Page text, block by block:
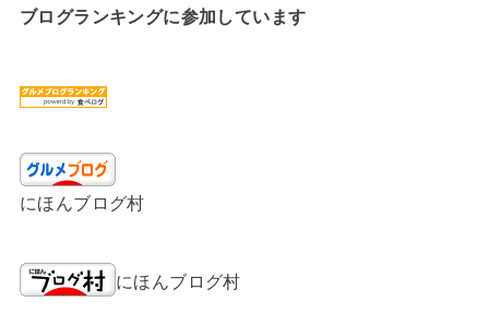
ブログランキングに参加しています
にほんブログ村
にほんブログ村